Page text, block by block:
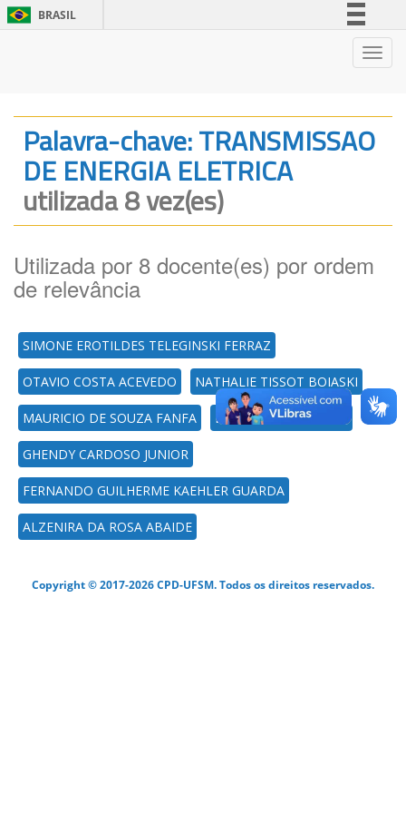
BRASIL
Legislação
Canais
Palavra-chave: TRANSMISSAO
DE ENERGIA ELETRICA
utilizada 8 vez(es)
Utilizada por 8 docente(es) por ordem
de relevância
SIMONE EROTILDES TELEGINSKI FERRAZ
OTAVIO COSTA ACEVEDO NATHALIE TISSOT BOIASKI
MAURICIO DE SOUZA FANFA LUCIANE SILVA NEVES
GHENDY CARDOSO JUNIOR
FERNANDO GUILHERME KAEHLER GUARDA
ALZENIRA DA ROSA ABAIDE
Copyright © 2017-2026 CPD-UFSM. Todos os direitos reservados.